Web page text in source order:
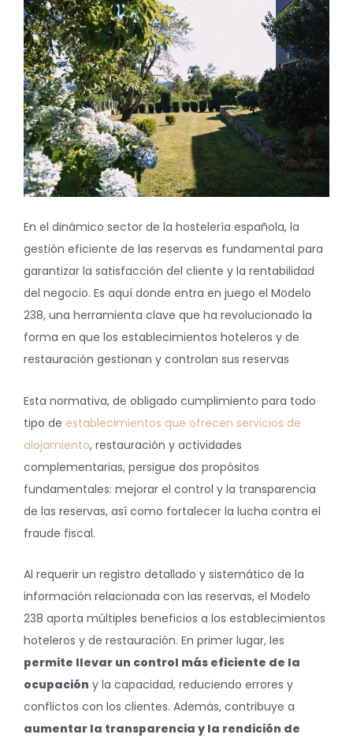
En el dinámico sector de la hostelería española, la
gestión eficiente de las reservas es fundamental para
garantizar la satisfacción del cliente y la rentabilidad
del negocio. Es aquí donde entra en juego el Modelo
238, una herramienta clave que ha revolucionado la
forma en que los establecimientos hoteleros y de
restauración gestionan y controlan sus reservas
Esta normativa, de obligado cumplimiento para todo
tipo de establecimientos que ofrecen servicios de
alojamiento, restauración y actividades
complementarias, persigue dos propósitos
fundamentales: mejorar el control y la transparencia
de las reservas, así como fortalecer la lucha contra el
fraude fiscal.
Al requerir un registro detallado y sistemático de la
información relacionada con las reservas, el Modelo
238 aporta múltiples beneficios a los establecimientos
hoteleros y de restauración. En primer lugar, les
permite llevar un control más eficiente de la
ocupación y la capacidad, reduciendo errores y
conflictos con los clientes. Además, contribuye a
aumentar la transparencia y la rendición de